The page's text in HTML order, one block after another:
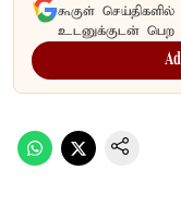
கூகுள்
உடனுக்குடன் பெற